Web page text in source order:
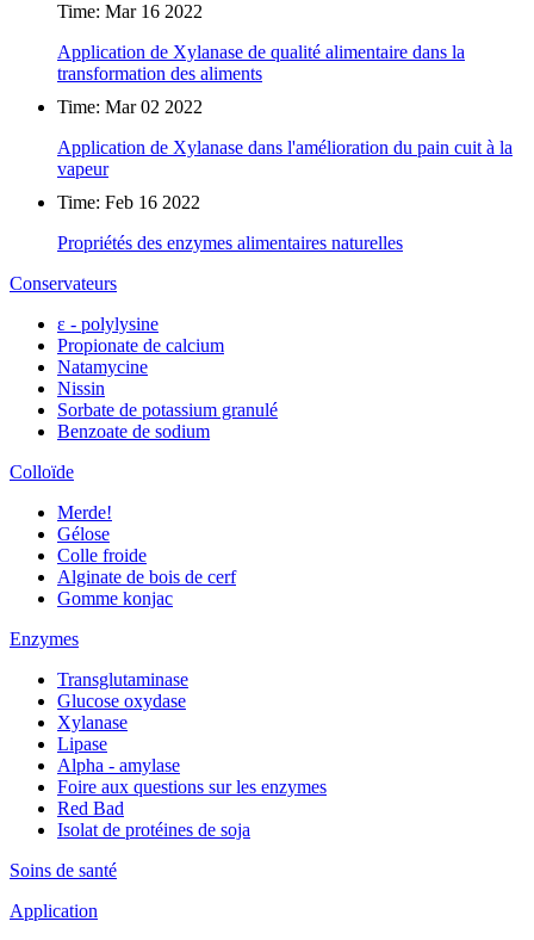
Time: Mar 16 2022
Application de Xylanase de qualité alimentaire dans la
transformation des aliments
Time: Mar 02 2022
Application de Xylanase dans l'amélioration du pain cuit à la
vapeur
Time: Feb 16 2022
Propriétés des enzymes alimentaires naturelles
Conservateurs
ε - polylysine
Propionate de calcium
Natamycine
Nissin
Sorbate de potassium granulé
Benzoate de sodium
Colloïde
Merde!
Gélose
Colle froide
Alginate de bois de cerf
Gomme konjac
Enzymes
Transglutaminase
Glucose oxydase
Xylanase
Lipase
Alpha - amylase
Foire aux questions sur les enzymes
Red Bad
Isolat de protéines de soja
Soins de santé
Application